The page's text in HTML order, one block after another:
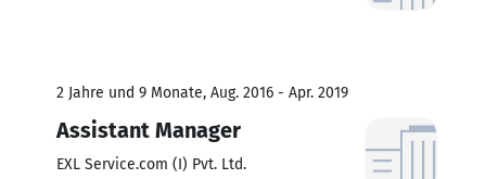
2 Jahre und 9 Monate, Aug. 2016 - Apr. 2019
Assistant Manager
EXL Service.com (I) Pvt. Ltd.